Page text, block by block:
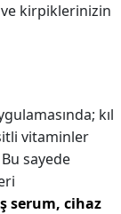
ve kirpiklerinizin
kıl
vitaminler
sayede
serum, cihaz